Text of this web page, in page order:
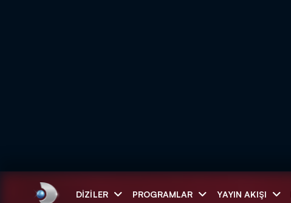
DIZILER PROGRAMLAR YAYIN AKIŞI